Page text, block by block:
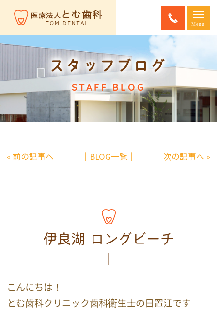
スタッフブログ
STAFF BLOG
« 前の記事へ │BLOG一覧│ 次の記事へ »
伊良湖 ロングビーチ
こんにちは！
とむ歯科クリニック歯科衛生士の日置江です